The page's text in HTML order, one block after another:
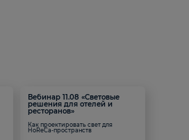
Вебинар 11.08 «Световые
решения для отелей и
ресторанов»
Как проектировать свет для
HoReCa-пространств